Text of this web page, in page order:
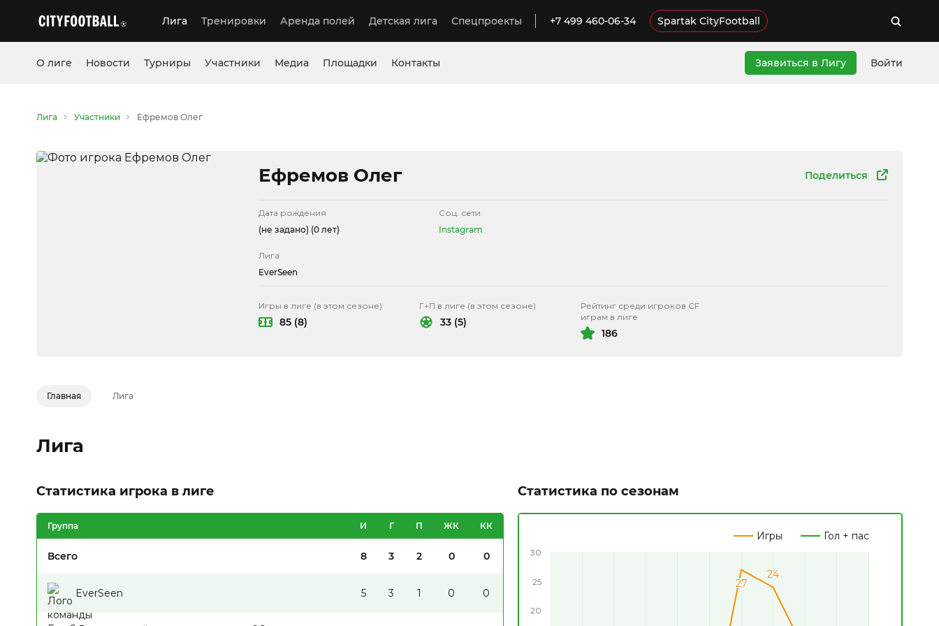
Лига Тренировки Аренда полей Детская лига Спецпроекты +7 499 460-06-34 Spartak CityFootball
О лиге Новости Турниры Участники Медиа Площадки Контакты Заявиться в Лигу Войти
Лига Участники Ефремов Олег
Ефремов Олег Поделиться
Дата рождения
(не задано) (0 лет)
Соц. сети
Instagram
Лига
EverSeen
Игры в лиге (в этом сезоне)
85 (8)
Г+П в лиге (в этом сезоне)
33 (5)
Рейтинг среди игроков CF
играм в лиге
186
Главная Лига
Лига
Статистика игрока в лиге
Группа И Г П ЖК КК
Всего 8 3 2 0 0
EverSeen 5 3 1 0 0
Статистика по сезонам
Игры Гол + пас
20
25
30
27
27
24
24